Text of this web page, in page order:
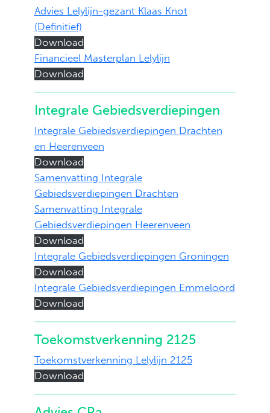
Advies Lelylijn-gezant Klaas Knot
(Definitief)
Download
Financieel Masterplan Lelylijn
Download
Integrale Gebiedsverdiepingen
Integrale Gebiedsverdiepingen Drachten
en Heerenveen
Download
Samenvatting Integrale
Gebiedsverdiepingen Drachten
Samenvatting Integrale
Gebiedsverdiepingen Heerenveen
Download
Integrale Gebiedsverdiepingen Groningen
Download
Integrale Gebiedsverdiepingen Emmeloord
Download
Toekomstverkenning 2125
Toekomstverkenning Lelylijn 2125
Download